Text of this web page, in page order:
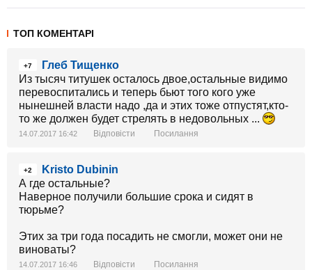
ТОП КОМЕНТАРІ
+7
Глеб Тищенко
Из тысяч титушек осталось двое,остальные видимо
перевоспитались и теперь бьют того кого уже
нынешней власти надо ,да и этих тоже отпустят,кто-
то же должен будет стрелять в недовольных ...
14.07.2017 16:42 Відповісти Посилання
+2
Kristo Dubinin
А где остальные?
Наверное получили большие срока и сидят в
тюрьме?
Этих за три года посадить не смогли, может они не
виноваты?
14.07.2017 16:46 Відповісти Посилання